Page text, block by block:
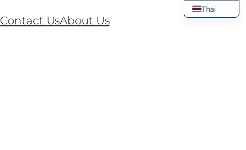
Contact UsAbout Us
Thai